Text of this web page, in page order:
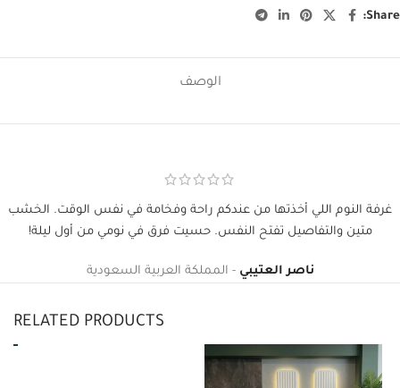
Share:
الوصف
غرفة النوم اللي أخذتها من عندكم راحة وفخامة في نفس الوقت. الخشب
متين والتفاصيل تفتح النفس. حسيت فرق في نومي من أول ليلة!
ناصر العتيبي المملكة العربية السعودية
RELATED PRODUCTS